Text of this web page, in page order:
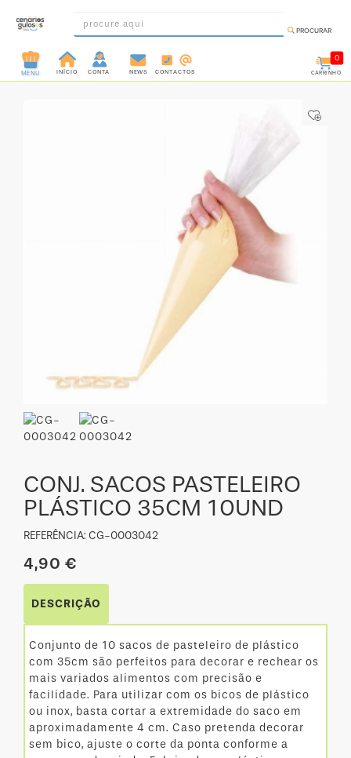
PROCURAR
MENU INÍCIO CONTA NEWS CONTACTOS
0
CARRINHO
CONJ. SACOS PASTELEIRO
PLÁSTICO 35CM 10UND
REFERÊNCIA: CG-0003042
4,90 €
DESCRIÇÃO
Conjunto de 10 sacos de pasteleiro de plástico
com 35cm são perfeitos para decorar e rechear os
mais variados alimentos com precisão e
facilidade. Para utilizar com os bicos de plástico
ou inox, basta cortar a extremidade do saco em
aproximadamente 4 cm. Caso pretenda decorar
sem bico, ajuste o corte da ponta conforme a